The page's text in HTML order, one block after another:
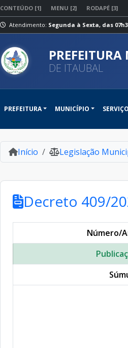
CONTEÚDO [1] MENU [2] RODAPÉ [3]
Atendimento: Segunda à Sexta, das
DE ITAUBAL
PREFEITURA MUNICÍPIO
Início Legislação
Decreto 409/
Número/